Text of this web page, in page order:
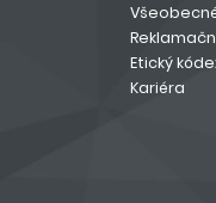
Etický
Kariéra